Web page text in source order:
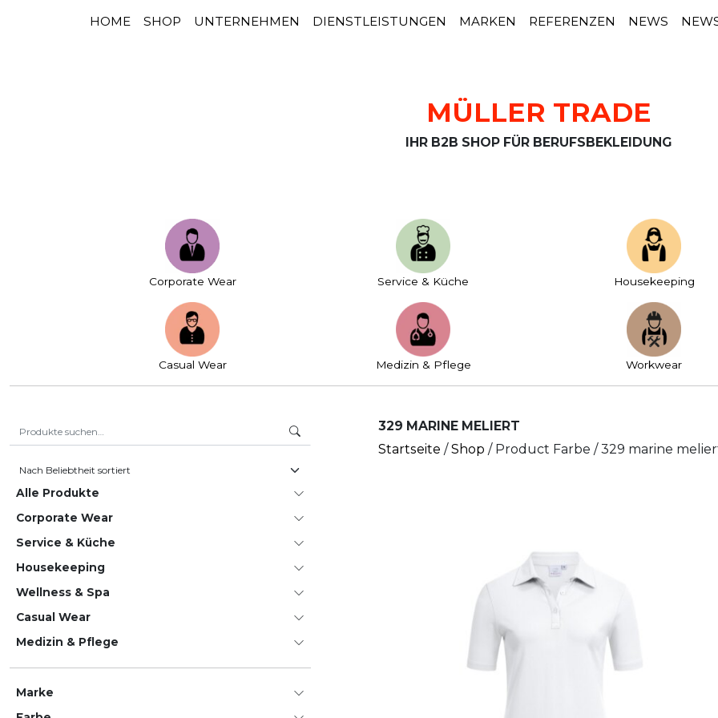
HAUPTNAVIGATION
HOME SHOP UNTERNEHMEN DIENSTLEISTUNGEN MARKEN REFERENZEN NEWS
MÜLLER TRADE
IHR B2B SHOP FÜR BERUFSBEKLEIDUNG
Corporate Wear Service & Küche House­keeping
Casual Wear Medizin & Pflege Workwear
Alle Produkte
Corporate Wear
Service & Küche
House­keeping
Wellness & Spa
Casual Wear
Medizin & Pflege
Marke
329 MARINE MELIERT
Startseite /Shop / Product Farbe / 329 marine